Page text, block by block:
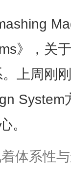
》，关
上周刚
System
。
体系性